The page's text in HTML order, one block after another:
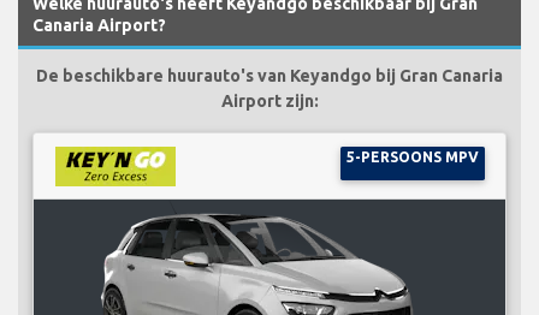
Canaria Airport?
De beschikbare huurauto's van Keyandgo bij Gran Canaria
Airport zijn:
5-PERSOONS MPV